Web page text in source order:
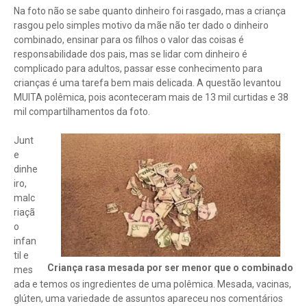
Na foto não se sabe quanto dinheiro foi rasgado, mas a criança
rasgou pelo simples motivo da mãe não ter dado o dinheiro
combinado, ensinar para os filhos o valor das coisas é
responsabilidade dos pais, mas se lidar com dinheiro é
complicado para adultos, passar esse conhecimento para
crianças é uma tarefa bem mais delicada. A questão levantou
MUITA polêmica, pois aconteceram mais de 13 mil curtidas e 38
mil compartilhamentos da foto.
Criança rasa mesada por ser menor que o combinado
Junt
e
dinhe
iro,
malc
riaçã
o
infan
til e
mes
ada e temos os ingredientes de uma polêmica. Mesada, vacinas,
glúten, uma variedade de assuntos apareceu nos comentários